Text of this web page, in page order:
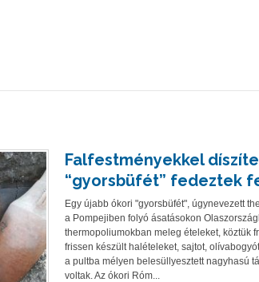
Falfestményekkel
“gyorsbüfét” fedeztek
Egy újabb ókori "gyorsbüfét", úgynevezett
a Pompejiben folyó ásatásokon
thermopoliumokban meleg ételeket, köztük
frissen készült halételeket, sajtot,
a pultba mélyen belesüllyesztett nagyhasú
voltak. Az ókori Róm...